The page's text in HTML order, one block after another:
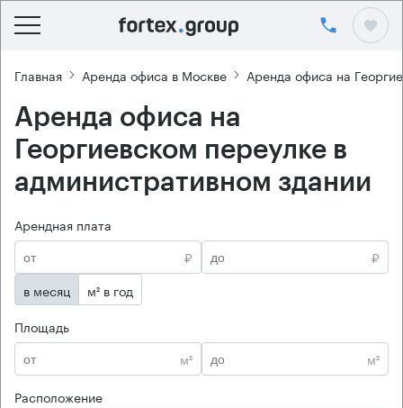
Главная Аренда офиса в Москве Аренда офиса на
Аренда офиса на
Георгиевском переулке в
административном здании
Арендная плата
₽
₽
в месяц
м² в год
Площадь
м²
м²
Расположение